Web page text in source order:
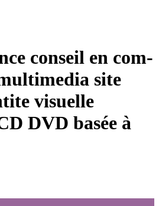
conseil en com­
site
visuelle
DVD basée à